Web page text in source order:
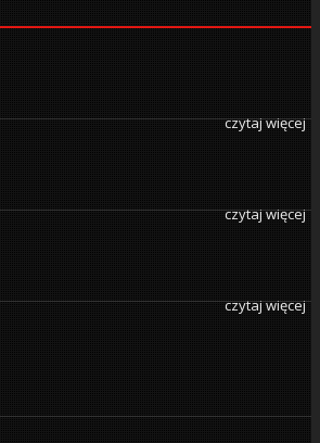
czytaj więcej
czytaj więcej
czytaj więcej